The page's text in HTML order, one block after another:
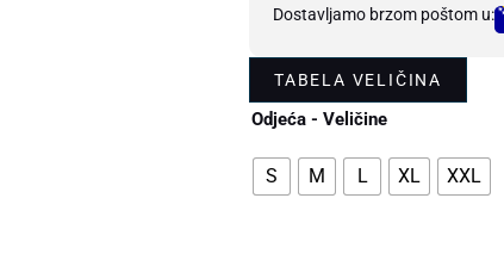
Dostavljamo brzom poštom u:
TABELA VELIČINA
Odjeća - Veličine
S M L XL XXL